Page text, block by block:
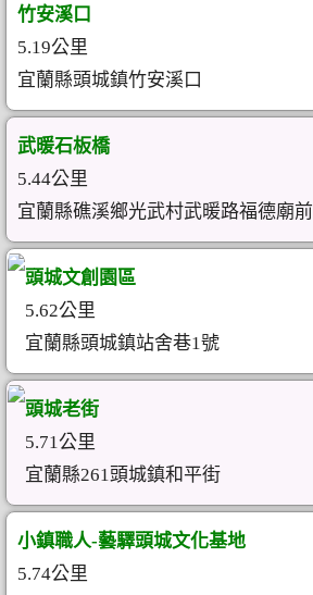
竹安溪口
5.19公里
宜蘭縣頭城鎮竹安溪口
武暖石板橋
5.44公里
宜蘭縣礁溪鄉光武村武暖路福德廟前
頭城文創園區
5.62公里
宜蘭縣頭城鎮站舍巷1號
頭城老街
5.71公里
宜蘭縣261頭城鎮和平街
小鎮職人-藝驛頭城文化基地
5.74公里